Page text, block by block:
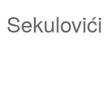
Sekulovići